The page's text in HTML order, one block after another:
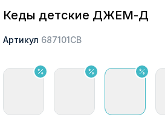
Кеды детские ДЖЕМ-Д
Артикул 687101СВ